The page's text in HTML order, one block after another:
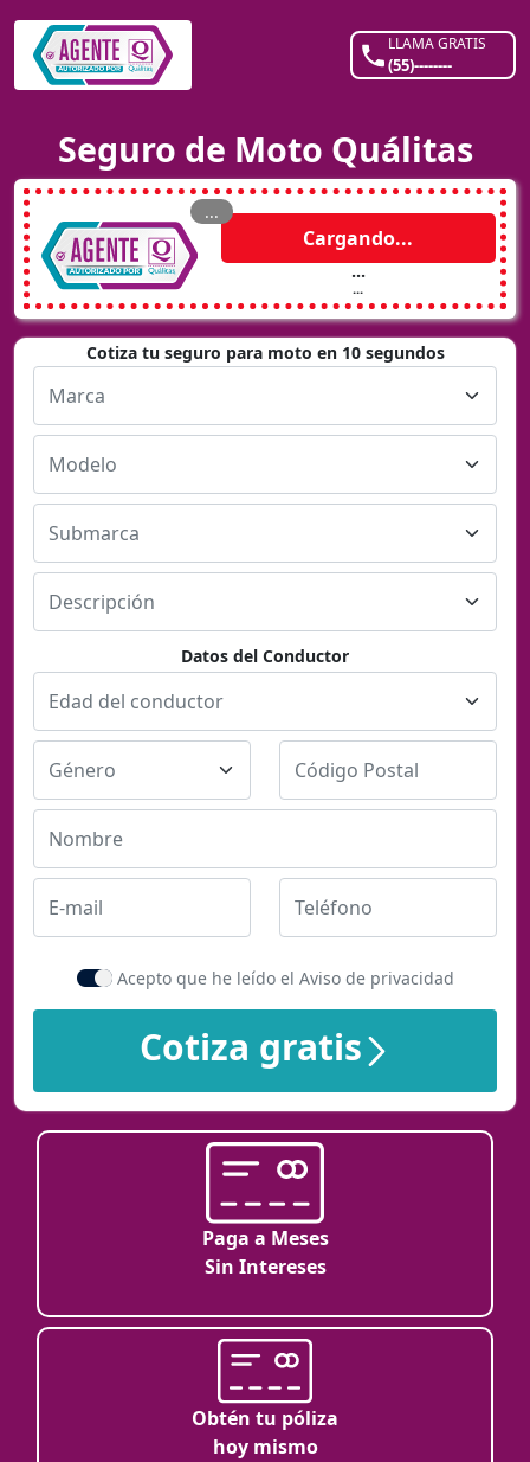
LLAMA GRATIS
(55)--------
Seguro de Moto Quálitas
...
Cargando...
...
...
Cotiza tu seguro para moto en 10 segundos
Datos del Conductor
Acepto que he leído el Aviso de privacidad
Cotiza gratis
Paga a Meses
Sin Intereses
Obtén tu póliza
hoy mismo